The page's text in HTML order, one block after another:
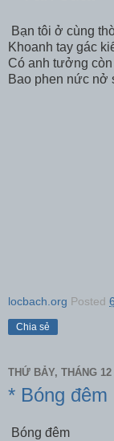
Bạn tôi ở cùng
Khoanh tay gác
Có anh tưởng
Bao phen nức nở
locbach.org Posted
Chia sẻ
THỨ BẢY, THÁNG 12
* Bóng đêm
Bóng đêm